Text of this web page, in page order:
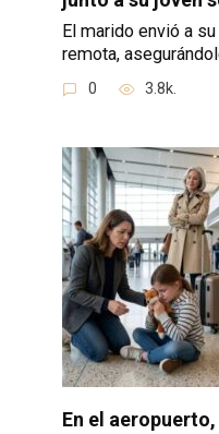
El marido envió a
remota,
0 3.8k.
En el